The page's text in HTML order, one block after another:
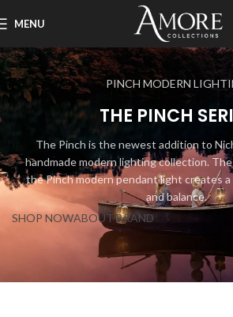
MENU
PINCH MODERN
THE PINCH
The Pinch is the newest addition to
handmade modern lighting collection.
the Pinch modern pendant light creates
and balance.
SHOP NOWABOUT BRAND